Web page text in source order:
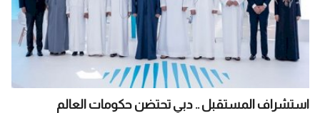
حكومات العالم
حرب تصريحات بين حماس